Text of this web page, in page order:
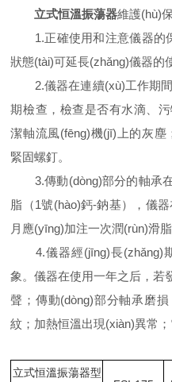
立式恒溫振蕩器維護(hù)
1.正確使用和注意儀器的
狀態(tài)可延長(zhǎng)儀器的
2.儀器在連續(xù)工作期間
期檢查，檢查是否有水滴、
潔軸流風(fēng)機(jī)上的灰塵
緊固螺釘。
3.傳動(dòng)部分的軸承在
脂（1號(hào)鈣-鈉基），儀
月應(yīng)加注一次潤(rùn)滑
4.儀器經(jīng)長(zhǎng)
象。儀器在使用一年之后，若
聲；傳動(dòng)部分軸承磨
紋；加熱恒溫出現(xiàn)異常；
立式恒溫振蕩器型